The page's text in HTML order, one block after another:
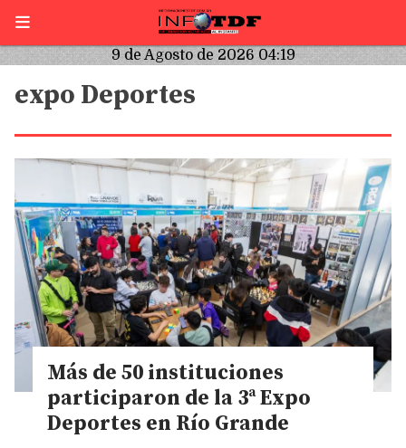
9 de Agosto de 2026 04:19
expo Deportes
Más de 50 instituciones
participaron de la 3ª Expo
Deportes en Río Grande